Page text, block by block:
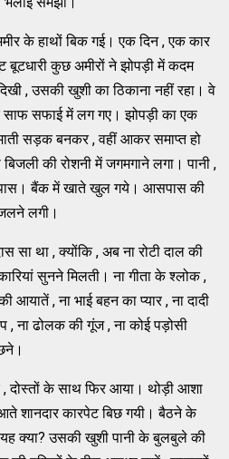
के हाथों बिक गई। एक दिन , एक कार
कुछ अमीरों ने झोपड़ी में कदम
, उसकी खुशी का ठिकाना नहीं रहा। वे
सफाई में लग गए। झोपड़ी का एक
सड़क बनकर , वहीं आकर समाप्त हो
की रोशनी में जगमगाने लगा। पानी ,
बैंक में खाते खुल गये। आसपास की
लगी।
सा था , क्योंकि , अब ना रोटी दाल की
सुनने मिलती। ना गीता के श्लोक ,
आयातें , ना भाई बहन का प्यार , ना दादी
, ना ढोलक की गूंज , ना कोई पड़ोसी
, दोस्तों के साथ फिर आया। थोड़ी आशा
शानदार कारपेट बिछ गयी। बैठने के
क्या? उसकी खुशी पानी के बुलबुले की